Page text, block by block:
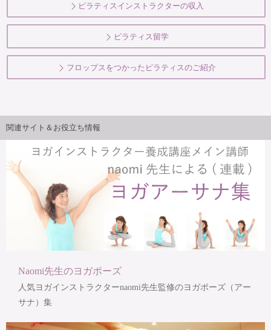
ピラティスインストラクターの収入
ピラティス留学
フロップスをつかったピラティスのご紹介
関連サイト＆お役立ち情報
Naomi先生のヨガポーズ
人気ヨガインストラクターnaomi先生監修のヨガポーズ（アー
サナ）集